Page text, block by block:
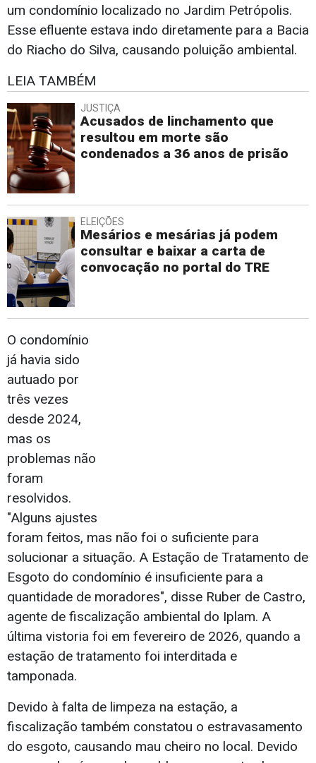
um condomínio localizado no Jardim Petrópolis.
Esse efluente estava indo diretamente para a Bacia
do Riacho do Silva, causando poluição ambiental.
LEIA TAMBÉM
JUSTIÇA
Acusados de linchamento que
resultou em morte são
condenados a 36 anos de prisão
ELEIÇÕES
Mesários e mesárias já podem
consultar e baixar a carta de
convocação no portal do TRE
O condomínio
já havia sido
autuado por
três vezes
desde 2024,
mas os
problemas não
foram
resolvidos.
"Alguns ajustes
foram feitos, mas não foi o suficiente para
solucionar a situação. A Estação de Tratamento de
Esgoto do condomínio é insuficiente para a
quantidade de moradores", disse Ruber de Castro,
agente de fiscalização ambiental do Iplam. A
última vistoria foi em fevereiro de 2026, quando a
estação de tratamento foi interditada e
tamponada.
Devido à falta de limpeza na estação, a
fiscalização também constatou o estravasamento
do esgoto, causando mau cheiro no local. Devido